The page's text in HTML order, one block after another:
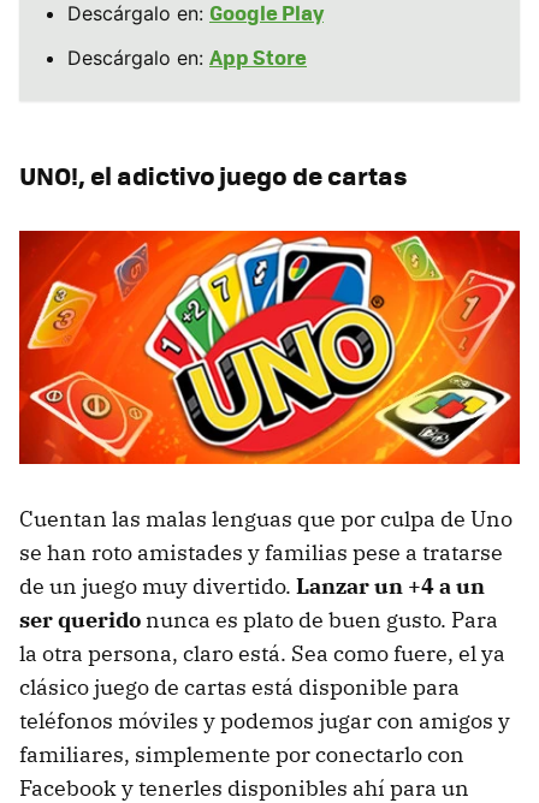
Descárgalo en: Google Play
Descárgalo en: App Store
UNO!, el adictivo juego de cartas
Cuentan las malas lenguas que por culpa de Uno
se han roto amistades y familias pese a tratarse
de un juego muy divertido. Lanzar un +4 a un
ser querido nunca es plato de buen gusto. Para
la otra persona, claro está. Sea como fuere, el ya
clásico juego de cartas está disponible para
teléfonos móviles y podemos jugar con amigos y
familiares, simplemente por conectarlo con
Facebook y tenerles disponibles ahí para un